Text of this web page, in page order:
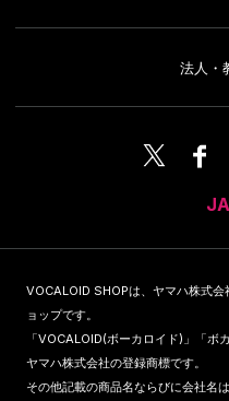
法人・
JA
VOCALOID SHOPは、ヤマハ株式
ョップです。
「VOCALOID(ボーカロイド)」「ボ
ヤマハ株式会社の登録商標です。
その他記載の商品名ならびに会社名